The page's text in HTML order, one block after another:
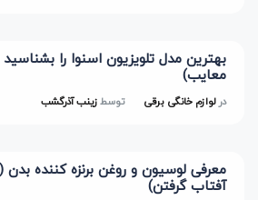
بهترین مدل تلویزیون اسنوا را
معایب)
درلوازم خانگی برقی توسطزینب آذرگشب
معرفی لوسیون و روغن برنزه کننده بدن
آفتاب گرفتن)